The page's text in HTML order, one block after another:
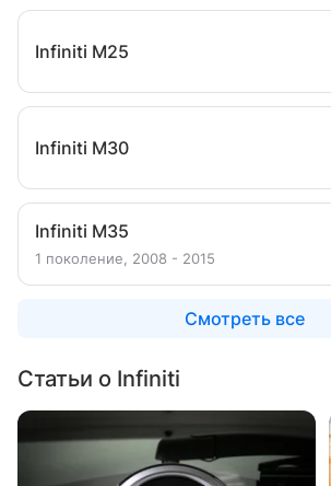
Infiniti M25
Infiniti M30
Infiniti M35
1 поколение, 2008 - 2015
Смотреть все
Статьи о Infiniti